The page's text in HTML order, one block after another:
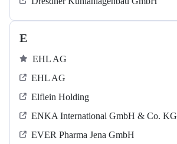
E
EHL AG
EHL AG
Elflein Holding
ENKA International GmbH & Co. KG
EVER Pharma Jena GmbH